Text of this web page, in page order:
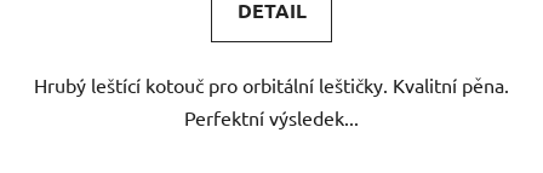
z
hvězdiček.
DETAIL
Hrubý leštící kotouč pro orbitální leštičky. Kvalitní pěna.
Perfektní výsledek...